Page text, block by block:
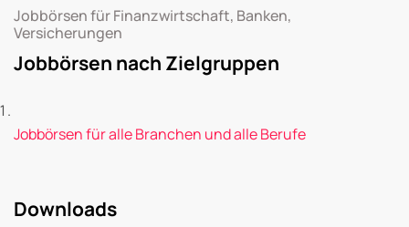
Jobbörsen für Finanzwirtschaft, Banken,
Versicherungen
Jobbörsen nach Zielgruppen
Jobbörsen für alle Branchen und alle Berufe
Downloads